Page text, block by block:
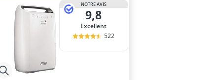
NOTRE AVIS
9,8
Excellent
522